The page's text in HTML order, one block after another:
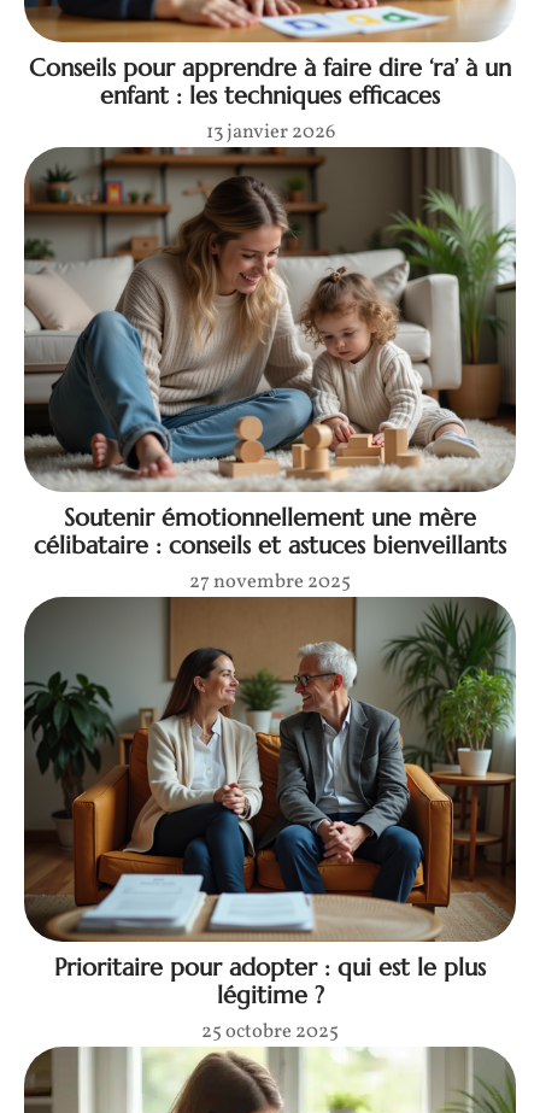
Conseils pour apprendre à faire dire ‘ra’ à un
enfant : les techniques efficaces
13 janvier 2026
Soutenir émotionnellement une mère
célibataire : conseils et astuces bienveillants
27 novembre 2025
Prioritaire pour adopter : qui est le plus
légitime ?
25 octobre 2025